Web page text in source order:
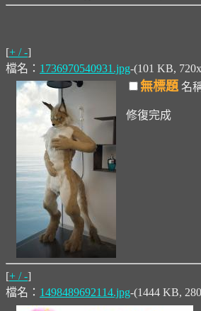
[+ / -]
檔名： 1736970540931.jpg-(101 KB,
無標題 名
修復完成
[+ / -]
檔名： 1498489692114.jpg-(1444 KB,